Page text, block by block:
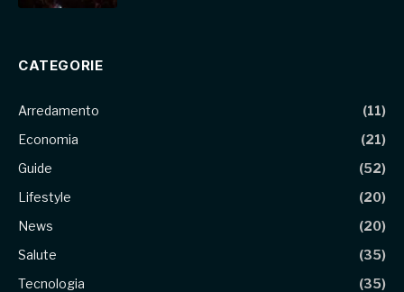
CATEGORIE
Arredamento
(11)
Economia
(21)
Guide
(52)
Lifestyle
(20)
News
(20)
Salute
(35)
Tecnologia
(35)